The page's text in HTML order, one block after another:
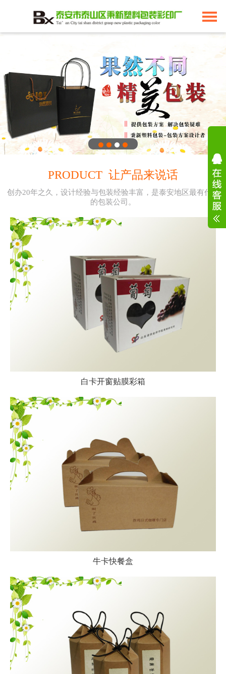
PRODUCT 让产品来说话
创办20年之久，设计经验与包装经验丰富，是泰安地区最有代表
的包装公司。
白卡开窗贴膜彩箱
牛卡快餐盒